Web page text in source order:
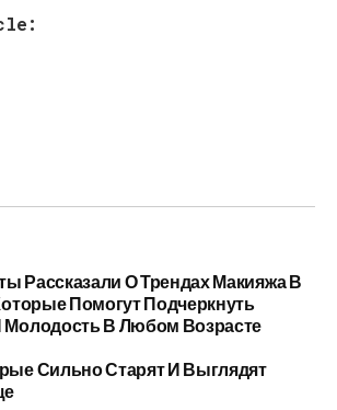
Рассказали О Трендах Макияжа В
Помогут Подчеркнуть
Молодость В Любом Возрасте
Сильно Старят И Выглядят